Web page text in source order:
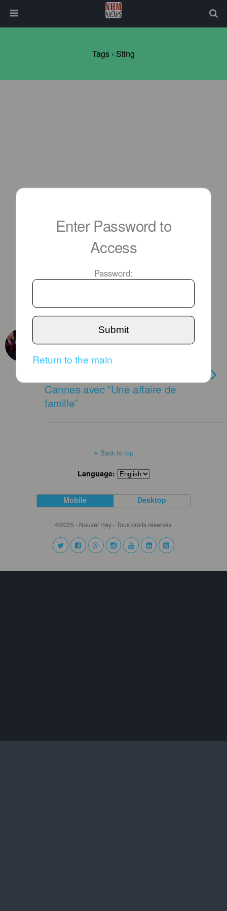
Tags › Sting
[CHRONIQUE] HIROKAZU
KORE-EDA remporte la palme
Cannes avec “Une affaire de
famille”
Back to top
Language:
Mobile Desktop
©2025 - Nouvel Hay - Tous droits réservés
Enter Password to
Access
Password:
Submit
Return to the main